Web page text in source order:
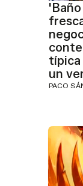
típica
un
PACO